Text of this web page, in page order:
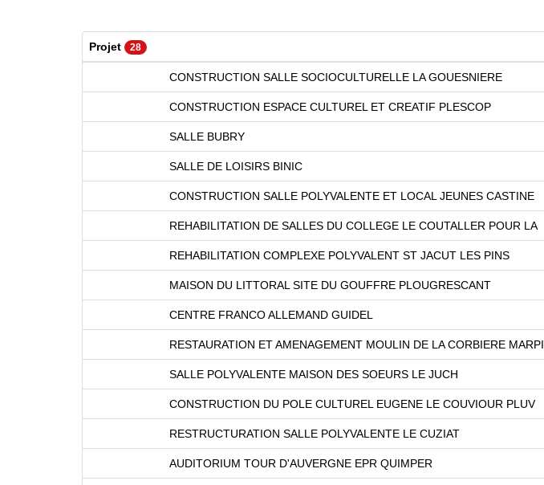
Projet 28
CONSTRUCTION SALLE SOCIOCULTURELLE LA GOUESNIERE
CONSTRUCTION ESPACE CULTUREL ET CREATIF PLESCOP
SALLE BUBRY
SALLE DE LOISIRS BINIC
CONSTRUCTION SALLE POLYVALENTE ET LOCAL JEUNES CASTINE
REHABILITATION DE SALLES DU COLLEGE LE COUTALLER POUR LA
REHABILITATION COMPLEXE POLYVALENT ST JACUT LES PINS
MAISON DU LITTORAL SITE DU GOUFFRE PLOUGRESCANT
CENTRE FRANCO ALLEMAND GUIDEL
RESTAURATION ET AMENAGEMENT MOULIN DE LA CORBIERE MARPI
SALLE POLYVALENTE MAISON DES SOEURS LE JUCH
CONSTRUCTION DU POLE CULTUREL EUGENE LE COUVIOUR PLUV
RESTRUCTURATION SALLE POLYVALENTE LE CUZIAT
AUDITORIUM TOUR D'AUVERGNE EPR QUIMPER